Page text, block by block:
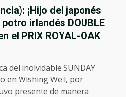
¡Hijo del japonés
potro irlandés DOUBLE
el PRIX ROYAL-OAK
del inolvidable SUNDAY
en Wishing Well, por
presente de manera